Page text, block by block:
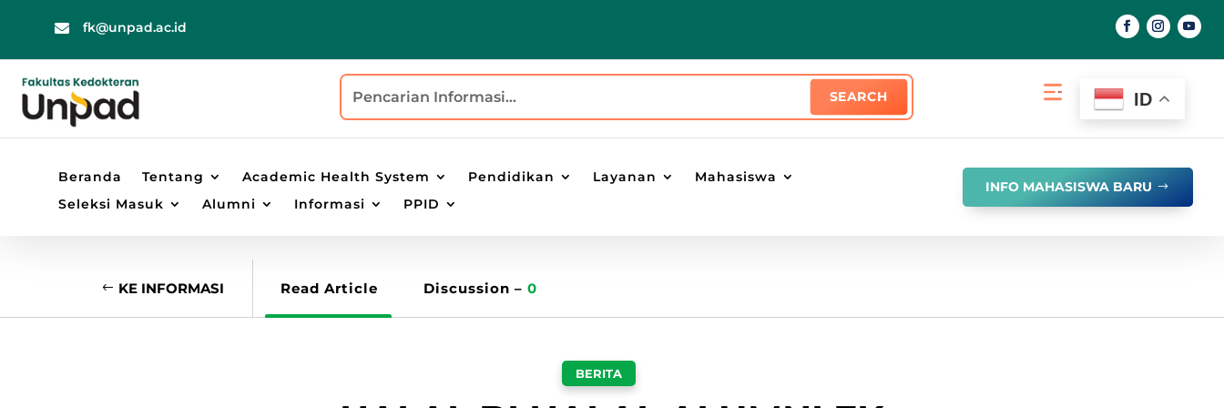
 fk@unpad.ac.id
ID
Beranda Tentang Academic Health System Pendidikan Layanan
Mahasiswa
Seleksi Masuk
Alumni Informasi PPID
INFO MAHASISWA BARU
KE INFORMASI Read Article Discussion – 0
BERITA